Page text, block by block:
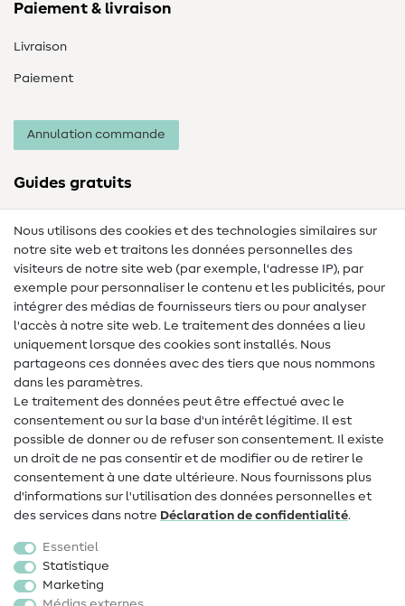
Paiement & livraison
Livraison
Paiement
Annulation commande
Guides gratuits
Lexique de couture
Tutos de couture
Aide & contact
Contact
Changement de propriétaire
FAQ
Droit de rétractation
Populaire
Accessoires de couture
Promotions
Nous utilisons des cookies et des technologies similaires sur
notre site web et traitons les données personnelles des
visiteurs de notre site web (par exemple, l'adresse IP), par
exemple pour personnaliser le contenu et les publicités, pour
intégrer des médias de fournisseurs tiers ou pour analyser
l'accès à notre site web. Le traitement des données a lieu
uniquement lorsque des cookies sont installés. Nous
partageons ces données avec des tiers que nous nommons
dans les paramètres.
Le traitement des données peut être effectué avec le
consentement ou sur la base d'un intérêt légitime. Il est
possible de donner ou de refuser son consentement. Il existe
un droit de ne pas consentir et de modifier ou de retirer le
consentement à une date ultérieure. Nous fournissons plus
d'informations sur l'utilisation des données personnelles et
des services dans notre Déclaration de confidentialité.
Essentiel
Statistique
Marketing